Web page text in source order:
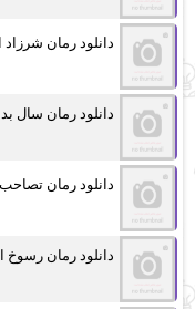
دانلود رمان شرزاد
دانلود رمان سال
دانلود رمان
دانلود رمان رسوخ